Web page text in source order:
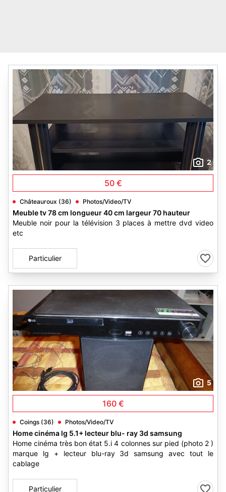
2
50 €
Châteauroux (36) Photos/Video/TV
Meuble tv 78 cm longueur 40 cm largeur 70 hauteur
Meuble noir pour la télévision 3 places à mettre dvd video
etc
Particulier
5
160 €
Coings (36) Photos/Video/TV
Home cinéma lg 5.1+ lecteur blu- ray 3d samsung
Home cinéma très bon état 5.i 4 colonnes sur pied (photo 2 )
marque lg + lecteur blu-ray 3d samsung avec tout le
cablage
Particulier